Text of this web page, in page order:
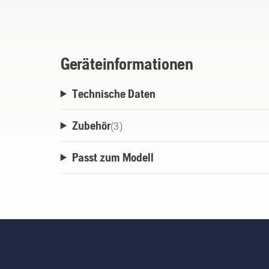
Geräteinformationen
Technische Daten
Zubehör(3)
Passt zum Modell